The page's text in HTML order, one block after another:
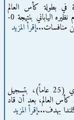
بطولة كأس العالم
2026 لكرة القدم، بعدما خسر أمام نظيره الياباني بنتيجة 0-
إقرأ المزيد
تألق النجم المغربي إسماعيل صيباري (25 عاماً)، بتسجيل
العالم، بعد أن قاد
بهدف...إقرأ المزيد